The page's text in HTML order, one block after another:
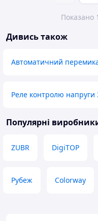
Показано
Дивись також
Автоматичний
Реле контролю напруги
Популярні
ZUBR DigiTOP
Рубеж Colorway